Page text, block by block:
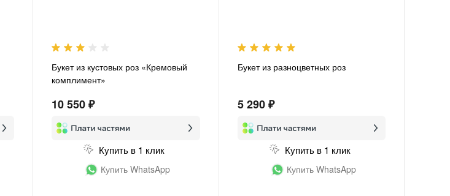
Букет из кустовых роз «Кремовый
комплимент»
10 550 ₽
Купить в 1 клик
Купить WhatsApp
Букет из разноцветных роз
5 290 ₽
Купить в 1 клик
Купить WhatsApp